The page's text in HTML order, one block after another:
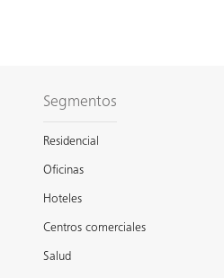
Segmentos
Residencial
Oficinas
Hoteles
Centros comerciales
Salud